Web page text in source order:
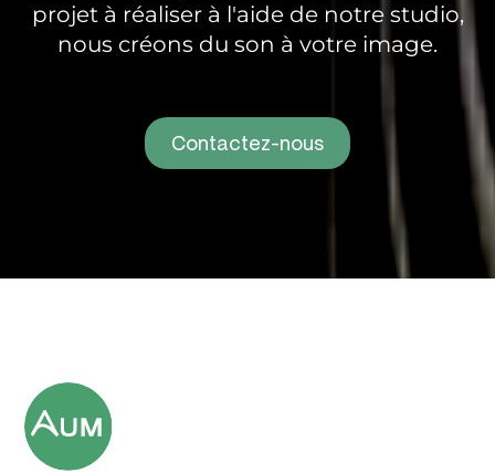
projet à réaliser à l'aide de notre studio,
nous créons du son à votre image.
Contactez-nous